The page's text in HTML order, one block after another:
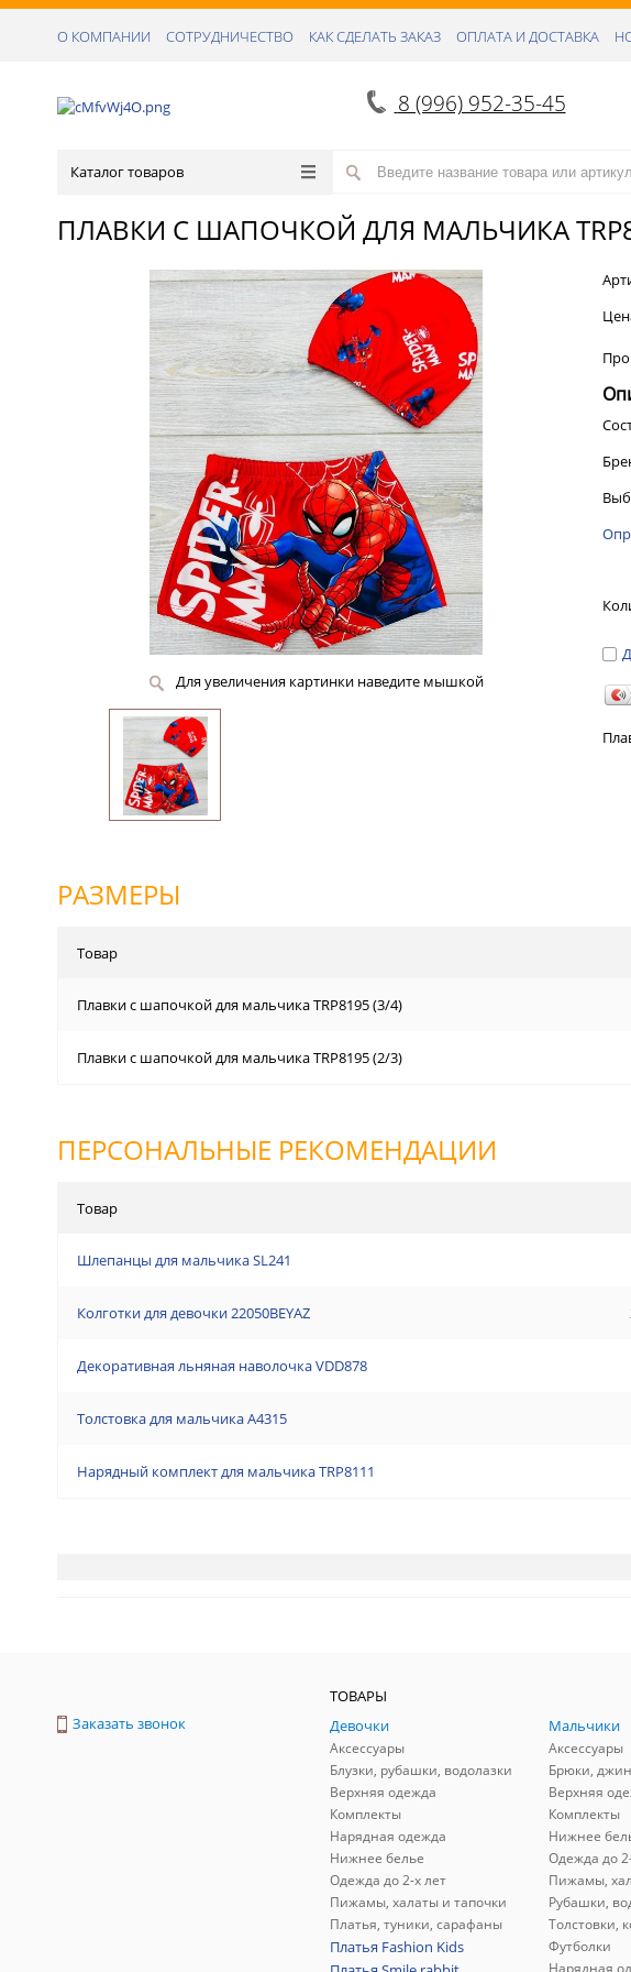
О КОМПАНИИ СОТРУДНИЧЕСТВО КАК СДЕЛАТЬ ЗАКАЗ ОПЛАТА И ДОСТАВКА
8 (996) 952-35-45
Каталог товаров
ПЛАВКИ С ШАПОЧКОЙ ДЛЯ МАЛЬЧИКА
Для увеличения картинки наведите мышкой
РАЗМЕРЫ
Товар
Плавки с шапочкой для мальчика TRP8195 (3/4)
Плавки с шапочкой для мальчика TRP8195 (2/3)
ПЕРСОНАЛЬНЫЕ РЕКОМЕНДАЦИИ
Товар
Шлепанцы для мальчика SL241
Колготки для девочки 22050BEYAZ
Декоративная льняная наволочка VDD878
Толстовка для мальчика A4315
Нарядный комплект для мальчика TRP8111
Заказать звонок
ТОВАРЫ
Девочки
Аксессуары
Блузки, рубашки, водолазки
Верхняя одежда
Комплекты
Нарядная одежда
Нижнее белье
Одежда до 2-х лет
Пижамы, халаты и тапочки
Платья, туники, сарафаны
Платья Fashion Kids
Мальчики
Аксессуары
Брюки,
Верхняя
Комплекты
Нижнее
Одежда до
Пижамы,
Рубашки,
Футболки